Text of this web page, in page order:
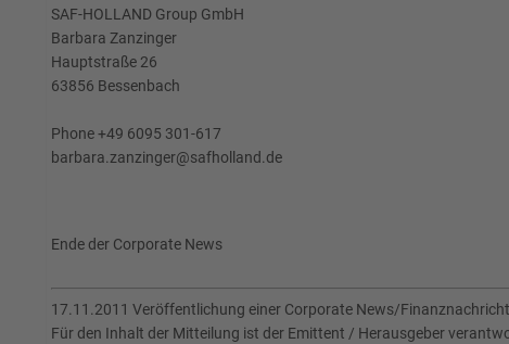
SAF-HOLLAND Group GmbH
Barbara Zanzinger
Hauptstraße 26
63856 Bessenbach
Phone +49 6095 301-617
barbara.zanzinger@safholland.de
Ende der Corporate News
17.11.2011 Veröffentlichung einer Corporate News/
Für den Inhalt der Mitteilung ist der Emittent / Herausgeber